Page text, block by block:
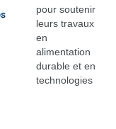
pour soutenir
leurs travaux
en
alimentation
durable et en
technologies